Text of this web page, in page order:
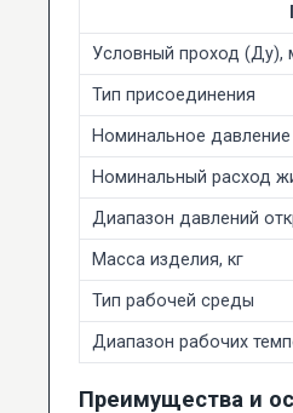
Условный проход (Ду),
Тип присоединения
Номинальное
Номинальный расход
Диапазон давлений
Масса изделия, кг
Тип рабочей среды
Диапазон рабочих
Преимущества и